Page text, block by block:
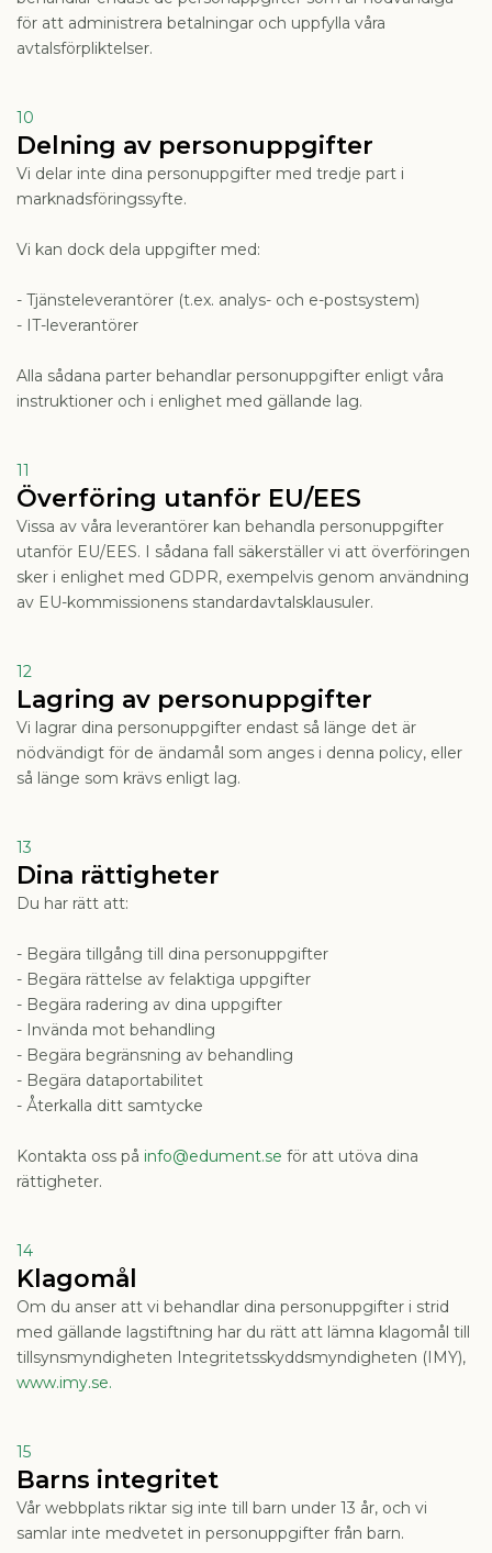
för att administrera betalningar och uppfylla våra
avtalsförpliktelser.
10
Delning av personuppgifter
Vi delar inte dina personuppgifter med tredje part i
marknadsföringssyfte.
Vi kan dock dela uppgifter med:
- Tjänsteleverantörer (t.ex. analys- och e-postsystem)
- IT-leverantörer
Alla sådana parter behandlar personuppgifter enligt våra
instruktioner och i enlighet med gällande lag.
11
Överföring utanför EU/EES
Vissa av våra leverantörer kan behandla personuppgifter
utanför EU/EES. I sådana fall säkerställer vi att överföringen
sker i enlighet med GDPR, exempelvis genom användning
av EU-kommissionens standardavtalsklausuler.
12
Lagring av personuppgifter
Vi lagrar dina personuppgifter endast så länge det är
nödvändigt för de ändamål som anges i denna policy, eller
så länge som krävs enligt lag.
13
Dina rättigheter
Du har rätt att:
- Begära tillgång till dina personuppgifter
- Begära rättelse av felaktiga uppgifter
- Begära radering av dina uppgifter
- Invända mot behandling
- Begära begränsning av behandling
- Begära dataportabilitet
- Återkalla ditt samtycke
Kontakta oss på info@edument.se för att utöva dina
rättigheter.
14
Klagomål
Om du anser att vi behandlar dina personuppgifter i strid
med gällande lagstiftning har du rätt att lämna klagomål till
tillsynsmyndigheten Integritetsskyddsmyndigheten (IMY),
www.imy.se.
15
Barns integritet
Vår webbplats riktar sig inte till barn under 13 år, och vi
samlar inte medvetet in personuppgifter från barn.